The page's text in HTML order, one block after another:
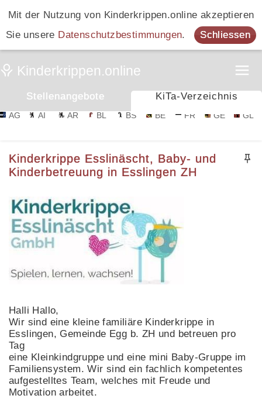
Mit der Nutzung von Kinderkrippen.online akzeptieren
Sie unsere Datenschutzbestimmungen. Schliessen
Stellenangebote KiTa-Verzeichnis
AG AI AR BL BS BE FR GE GL
Kinderkrippe Esslinäscht, Baby- und
Kinderbetreuung in Esslingen ZH
Halli Hallo,
Wir sind eine kleine familiäre Kinderkrippe in
Esslingen, Gemeinde Egg b. ZH und betreuen pro
Tag
eine Kleinkindgruppe und eine mini Baby-Gruppe im
Familiensystem. Wir sind ein fachlich kompetentes
aufgestelltes Team, welches mit Freude und
Motivation arbeitet.